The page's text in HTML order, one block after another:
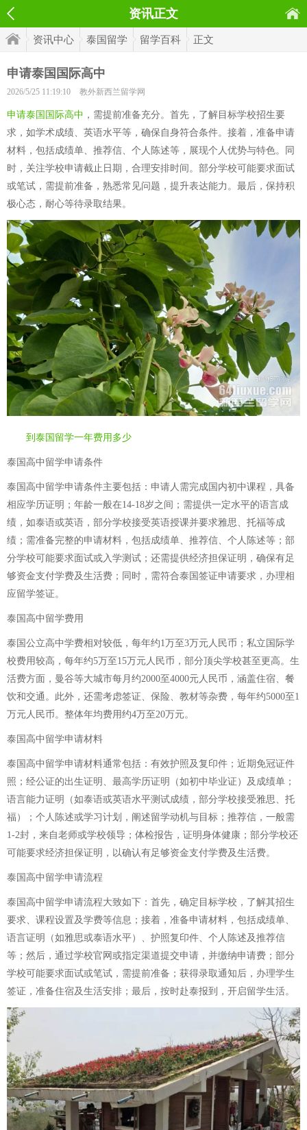
资讯正文
资讯中心 泰国留学 留学百科 正文
申请泰国国际高中
2026/5/25 11:19:10 教外新西兰留学网
申请泰国国际高中 ，需提前准备充分。首先，了解目标学校招生要
求，如学术成绩、英语水平等，确保自身符合条件。接着，准备申请
材料，包括成绩单、推荐信、个人陈述等，展现个人优势与特色。同
时，关注学校申请截止日期，合理安排时间。部分学校可能要求面试
或笔试，需提前准备，熟悉常见问题，提升表达能力。最后，保持积
极心态，耐心等待录取结果。
到泰国留学一年费用多少
泰国高中留学申请条件
泰国高中留学申请条件主要包括：申请人需完成国内初中课程，具备
相应学历证明；年龄一般在14-18岁之间；需提供一定水平的语言成
绩，如泰语或英语，部分学校接受英语授课并要求雅思、托福等成
绩；需准备完整的申请材料，包括成绩单、推荐信、个人陈述等；部
分学校可能要求面试或入学测试；还需提供经济担保证明，确保有足
够资金支付学费及生活费；同时，需符合泰国签证申请要求，办理相
应留学签证。
泰国高中留学费用
泰国公立高中学费相对较低，每年约1万至3万元人民币；私立国际学
校费用较高，每年约5万至15万元人民币，部分顶尖学校甚至更高。生
活费方面，曼谷等大城市每月约2000至4000元人民币，涵盖住宿、餐
饮和交通。此外，还需考虑签证、保险、教材等杂费，每年约5000至1
万元人民币。整体年均费用约4万至20万元。
泰国高中留学申请材料
泰国高中留学申请材料通常包括：有效护照及复印件；近期免冠证件
照；经公证的出生证明、最高学历证明（如初中毕业证）及成绩单；
语言能力证明（如泰语或英语水平测试成绩，部分学校接受雅思、托
福）；个人陈述或学习计划，阐述留学动机与目标；推荐信，一般需
1-2封，来自老师或学校领导；体检报告，证明身体健康；部分学校还
可能要求经济担保证明，以确认有足够资金支付学费及生活费。
泰国高中留学申请流程
泰国高中留学申请流程大致如下：首先，确定目标学校，了解其招生
要求、课程设置及学费等信息；接着，准备申请材料，包括成绩单、
语言证明（如雅思或泰语水平）、护照复印件、个人陈述及推荐信
等；然后，通过学校官网或指定渠道提交申请，并缴纳申请费；部分
学校可能要求面试或笔试，需提前准备；获得录取通知后，办理学生
签证，准备住宿及生活安排；最后，按时赴泰报到，开启留学生活。